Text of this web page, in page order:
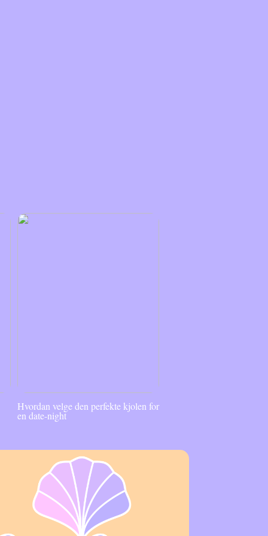
Hvordan velge den perfekte kjolen for
en date-night